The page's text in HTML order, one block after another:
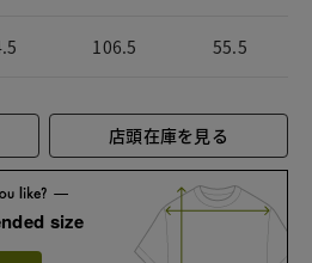
106.5 55.5
店頭在庫を見る
size